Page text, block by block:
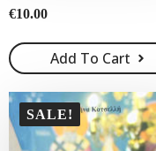
€10.00
Add To Cart
SALE!